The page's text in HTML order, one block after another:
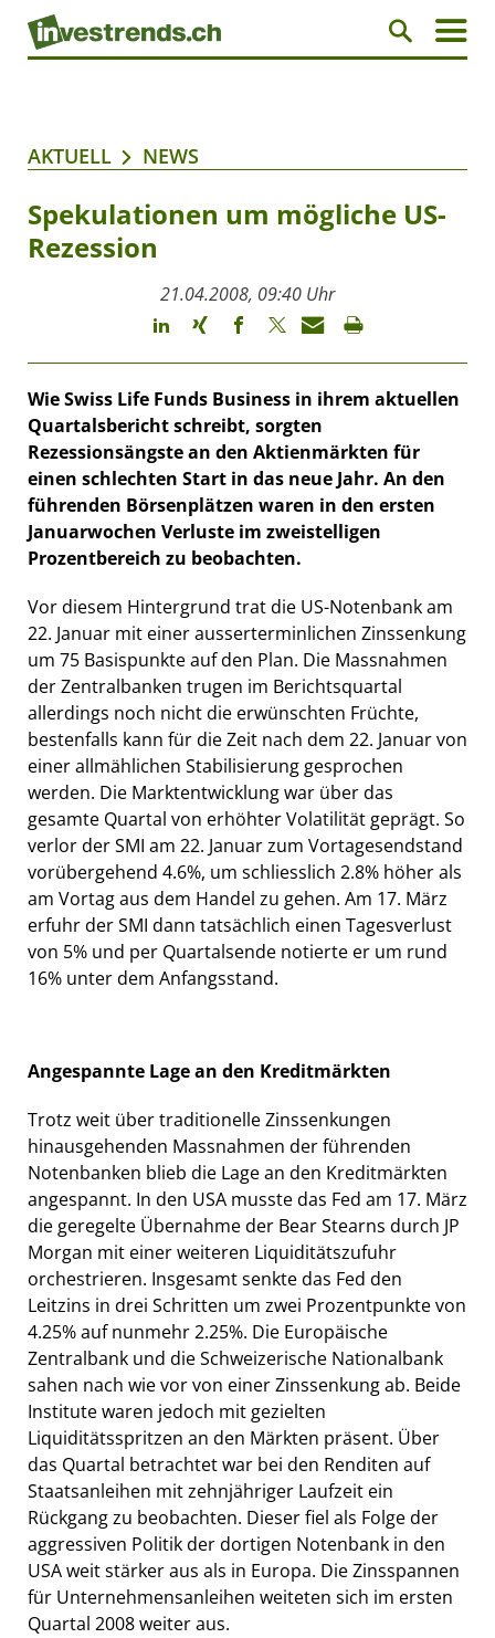
AKTUELL NEWS
Spekulationen um mögliche US-
Rezession
21.04.2008, 09:40 Uhr
Wie Swiss Life Funds Business in ihrem aktuellen
Quartalsbericht schreibt, sorgten
Rezessionsängste an den Aktienmärkten für
einen schlechten Start in das neue Jahr. An den
führenden Börsenplätzen waren in den ersten
Januarwochen Verluste im zweistelligen
Prozentbereich zu beobachten.
Vor diesem Hintergrund trat die US-Notenbank am
22. Januar mit einer ausserterminlichen Zinssenkung
um 75 Basispunkte auf den Plan. Die Massnahmen
der Zentralbanken trugen im Berichtsquartal
allerdings noch nicht die erwünschten Früchte,
bestenfalls kann für die Zeit nach dem 22. Januar von
einer allmählichen Stabilisierung gesprochen
werden. Die Marktentwicklung war über das
gesamte Quartal von erhöhter Volatilität geprägt. So
verlor der SMI am 22. Januar zum Vortagesendstand
vorübergehend 4.6%, um schliesslich 2.8% höher als
am Vortag aus dem Handel zu gehen. Am 17. März
erfuhr der SMI dann tatsächlich einen Tagesverlust
von 5% und per Quartalsende notierte er um rund
16% unter dem Anfangsstand.
Angespannte Lage an den Kreditmärkten
Trotz weit über traditionelle Zinssenkungen
hinausgehenden Massnahmen der führenden
Notenbanken blieb die Lage an den Kreditmärkten
angespannt. In den USA musste das Fed am 17. März
die geregelte Übernahme der Bear Stearns durch JP
Morgan mit einer weiteren Liquiditätszufuhr
orchestrieren. Insgesamt senkte das Fed den
Leitzins in drei Schritten um zwei Prozentpunkte von
4.25% auf nunmehr 2.25%. Die Europäische
Zentralbank und die Schweizerische Nationalbank
sahen nach wie vor von einer Zinssenkung ab. Beide
Institute waren jedoch mit gezielten
Liquiditätsspritzen an den Märkten präsent. Über
das Quartal betrachtet war bei den Renditen auf
Staatsanleihen mit zehnjähriger Laufzeit ein
Rückgang zu beobachten. Dieser fiel als Folge der
aggressiven Politik der dortigen Notenbank in den
USA weit stärker aus als in Europa. Die Zinsspannen
für Unternehmensanleihen weiteten sich im ersten
Quartal 2008 weiter aus.